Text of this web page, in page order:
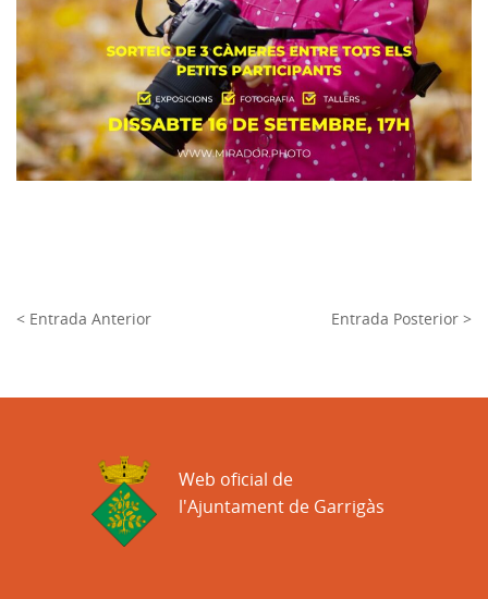
< Entrada Anterior Entrada Posterior >
Web oficial de
l'Ajuntament de Garrigàs